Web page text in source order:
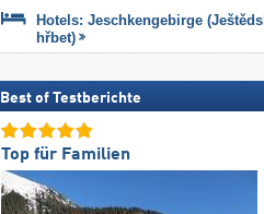
den
Hotels: Jeschkengebirge
hřbet)
Best of Testberichte
Top für Familien